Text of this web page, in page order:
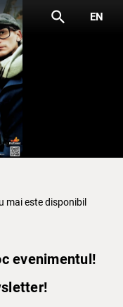
search EN
mai este disponibil
evenimentul!